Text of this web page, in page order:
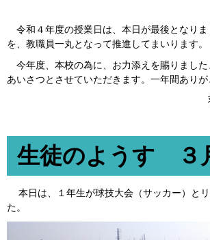
令和４年度の授業日は、本日が最後となり
を、教職員一丸となって推進してまいります。
今年度、本校の為に、お力添えを賜りまし
あいさつとさせていただきます。一年間ありが
羽生市立南中学
生徒のようす ３
本日は、１年生が球技大会（サッカー）と
た。